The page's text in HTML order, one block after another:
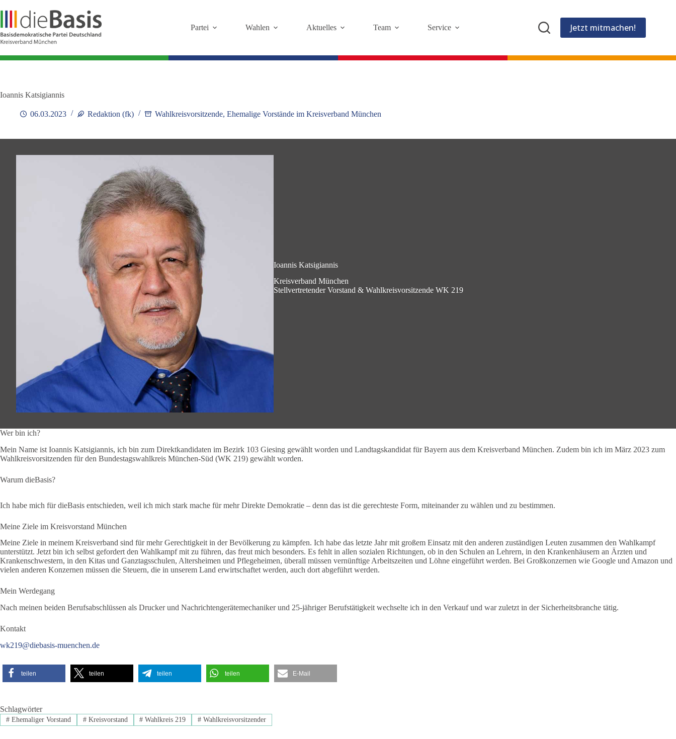
Inhalt
springen
Partei Wahlen Aktuelles Team Service Jetzt mitmachen!
Ioannis Katsigiannis
06.03.2023 Redaktion (fk) Wahlkreisvorsitzende, Ehemalige Vorstände im Kreisverband München
Ioannis Katsigiannis
Kreisverband München
Stellvertretender Vorstand & Wahlkreisvorsitzende WK 219
Wer bin ich?
Mein Name ist Ioannis Katsigiannis, ich bin zum Direktkandidaten im Bezirk 103 Giesing gewählt worden und Landtagskandidat für Bayern aus dem Kreisverband München. Zudem bin ich im März 2023 zum
Wahlkreisvorsitzenden für den Bundestagswahlkreis München-Süd (WK 219) gewählt worden.
Warum dieBasis?
Ich habe mich für dieBasis entschieden, weil ich mich stark mache für mehr Direkte Demokratie – denn das ist die gerechteste Form, miteinander zu wählen und zu bestimmen.
Meine Ziele im Kreisvorstand München
Meine Ziele in meinem Kreisverband sind für mehr Gerechtigkeit in der Bevölkerung zu kämpfen. Ich habe das letzte Jahr mit großem Einsatz mit den anderen zuständigen Leuten zusammen den Wahlkampf
unterstützt. Jetzt bin ich selbst gefordert den Wahlkampf mit zu führen, das freut mich besonders. Es fehlt in allen sozialen Richtungen, ob in den Schulen an Lehrern, in den Krankenhäusern an Ärzten und
Krankenschwestern, in den Kitas und Ganztagsschulen, Altersheimen und Pflegeheimen, überall müssen vernünftige Arbeitszeiten und Löhne eingeführt werden. Bei Großkonzernen wie Google und Amazon und
vielen anderen Konzernen müssen die Steuern, die in unserem Land erwirtschaftet werden, auch dort abgeführt werden.
Mein Werdegang
Nach meinen beiden Berufsabschlüssen als Drucker und Nachrichtengerätemechaniker und 25-jähriger Berufstätigkeit wechselte ich in den Verkauf und war zuletzt in der Sicherheitsbranche tätig.
Kontakt
wk219@diebasis-muenchen.de
teilen teilen teilen teilen E-Mail
Schlagwörter
#Ehemaliger Vorstand #Kreisvorstand # Wahlkreis 219 # Wahlkreisvorsitzender